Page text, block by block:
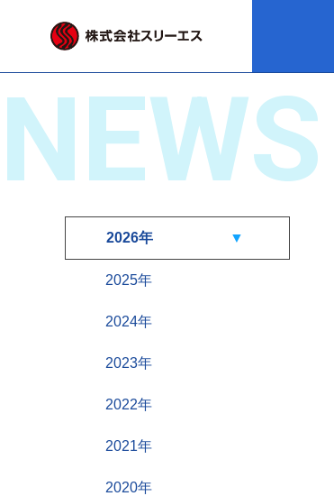
NEWS
2026年
2025年
2024年
2023年
2022年
2021年
2020年